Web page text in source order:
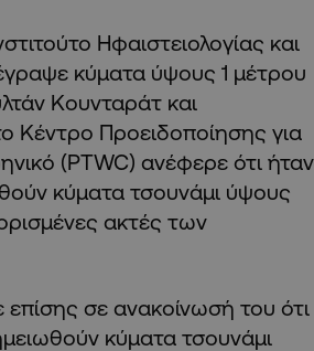
Ηφαιστειολογίας και
κύματα ύψους 1 μέτρου
Κουνταράτ και
Κέντρο Προειδοποίησης για
(PTWC) ανέφερε ότι ήταν
κύματα τσουνάμι ύψους
ακτές των
σε ανακοίνωσή του ότι
κύματα τσουνάμι